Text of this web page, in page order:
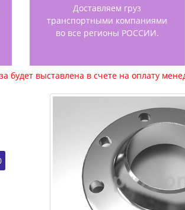
Доставляем груз
транспортными компаниями
во все регионы РОССИИ.
будет выставлена в счете на оплату